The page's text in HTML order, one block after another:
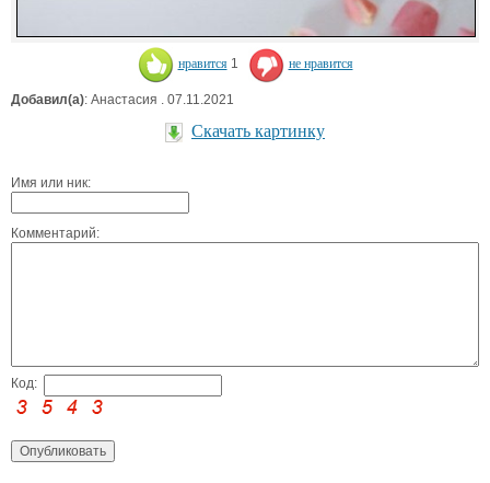
нравится 1 не нравится
Добавил(а): Анастасия . 07.11.2021
Скачать картинку
Имя или ник:
Комментарий:
Код: